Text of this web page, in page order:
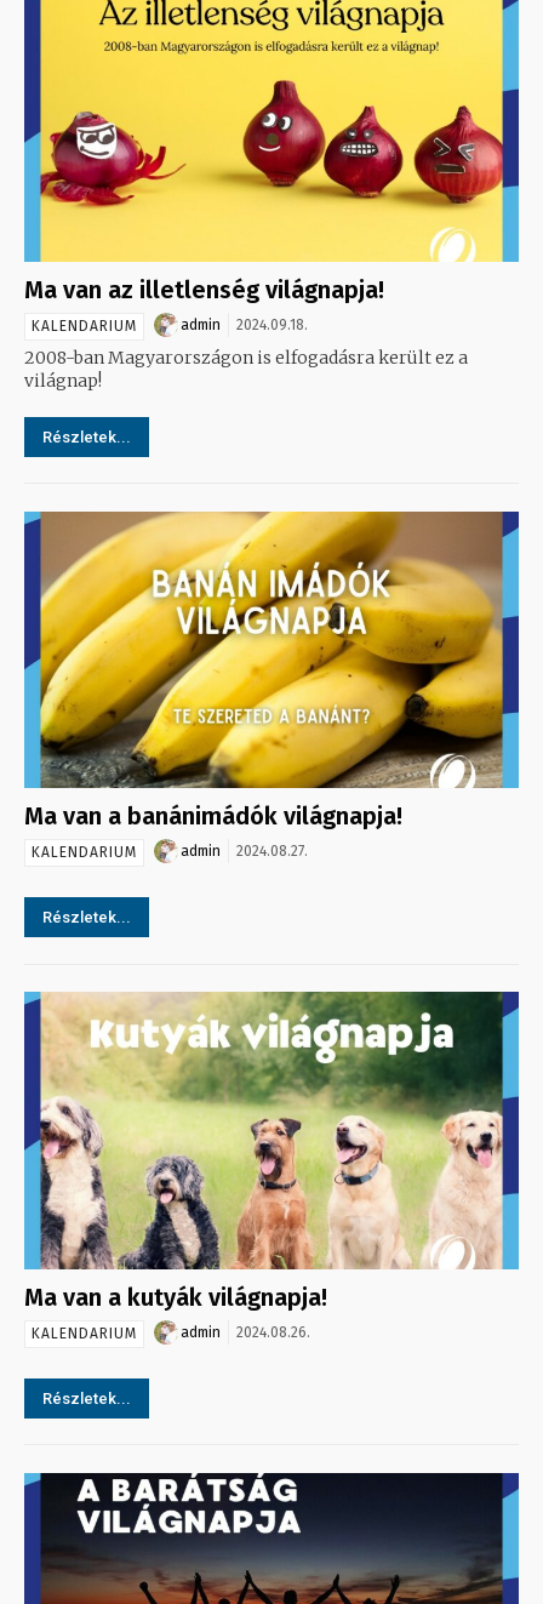
Ma van az illetlenség világnapja!
KALENDARIUM admin 2024.09.18.
2008-ban Magyarországon is elfogadásra került ez a
világnap!
Részletek...
Ma van a banánimádók világnapja!
KALENDARIUM admin 2024.08.27.
Részletek...
Ma van a kutyák világnapja!
KALENDARIUM admin 2024.08.26.
Részletek...